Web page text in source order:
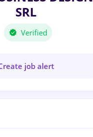
SRL
Verified
job alert